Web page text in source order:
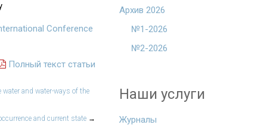
Conference
Полный текст статьи
and water-ways of the
and current state →
Архив 2026
№1-2026
№2-2026
Наши услуги
Журналы